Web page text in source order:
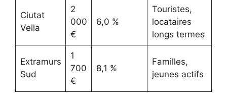
Ciutat
Vella
2
000
€
6,0 %
Touristes,
locataires
longs termes
Extramurs
Sud
1
700
€
8,1 %
Familles,
jeunes actifs